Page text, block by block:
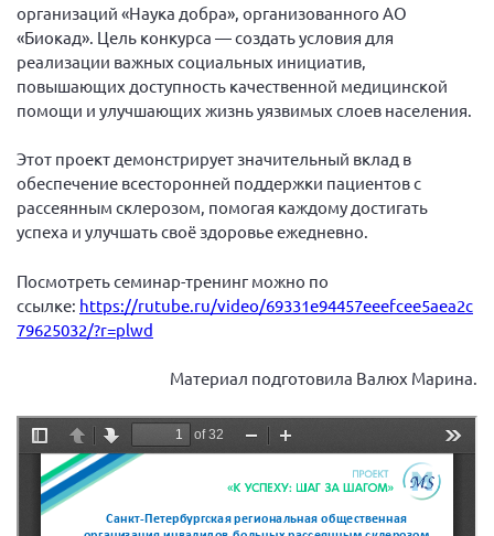
организаций «Наука добра», организованного АО
«Биокад». Цель конкурса — создать условия для
реализации важных социальных инициатив,
повышающих доступность качественной медицинской
помощи и улучшающих жизнь уязвимых слоев населения.
Этот проект демонстрирует значительный вклад в
обеспечение всесторонней поддержки пациентов с
рассеянным склерозом, помогая каждому достигать
успеха и улучшать своё здоровье ежедневно.
Посмотреть семинар-тренинг можно по
ссылке: https://rutube.ru/video/69331e94457eeefcee5aea2c
79625032/?r=plwd
Материал подготовила Валюх Марина.